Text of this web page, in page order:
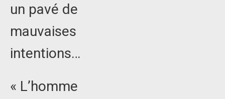
un pavé de
mauvaises
intentions…
« L’homme